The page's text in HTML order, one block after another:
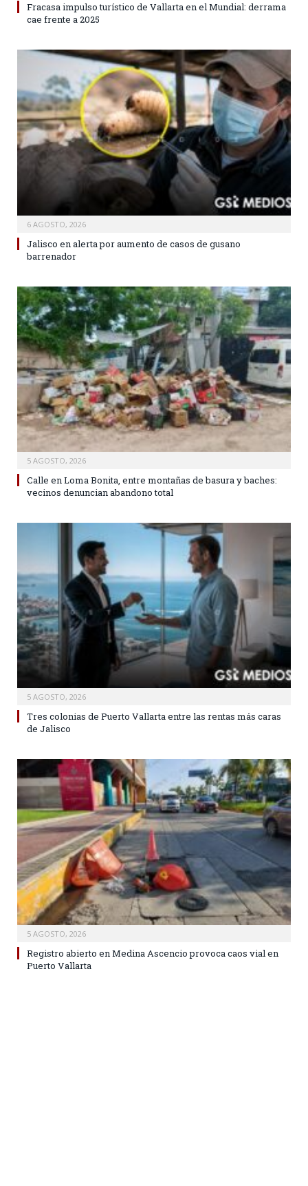
Fracasa impulso turístico de Vallarta en el Mundial: derrama
cae frente a 2025
6 AGOSTO, 2026
Jalisco en alerta por aumento de casos de gusano
barrenador
5 AGOSTO, 2026
Calle en Loma Bonita, entre montañas de basura y baches:
vecinos denuncian abandono total
5 AGOSTO, 2026
Tres colonias de Puerto Vallarta entre las rentas más caras
de Jalisco
5 AGOSTO, 2026
Registro abierto en Medina Ascencio provoca caos vial en
Puerto Vallarta